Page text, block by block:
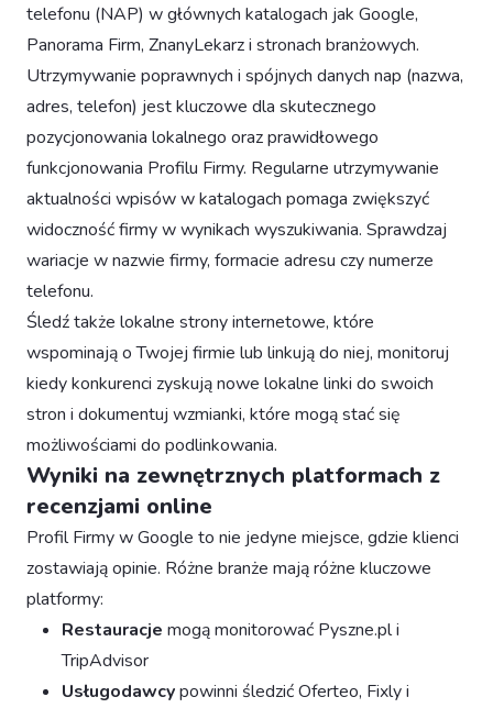
telefonu (NAP) w głównych katalogach jak Google,
Panorama Firm, ZnanyLekarz i stronach branżowych.
Utrzymywanie poprawnych i spójnych danych nap (nazwa,
adres, telefon) jest kluczowe dla skutecznego
pozycjonowania lokalnego oraz prawidłowego
funkcjonowania Profilu Firmy. Regularne utrzymywanie
aktualności wpisów w katalogach pomaga zwiększyć
widoczność firmy w wynikach wyszukiwania. Sprawdzaj
wariacje w nazwie firmy, formacie adresu czy numerze
telefonu.
Śledź także lokalne strony internetowe, które
wspominają o Twojej firmie lub linkują do niej, monitoruj
kiedy konkurenci zyskują nowe lokalne linki do swoich
stron i dokumentuj wzmianki, które mogą stać się
możliwościami do podlinkowania.
Wyniki na zewnętrznych platformach z
recenzjami online
Profil Firmy w Google to nie jedyne miejsce, gdzie klienci
zostawiają opinie. Różne branże mają różne kluczowe
platformy:
Restauracje mogą monitorować Pyszne.pl i
TripAdvisor
Usługodawcypowinni śledzić Oferteo, Fixly i